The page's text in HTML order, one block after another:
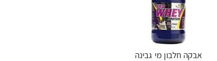
אבקה חלבון מי גבינה